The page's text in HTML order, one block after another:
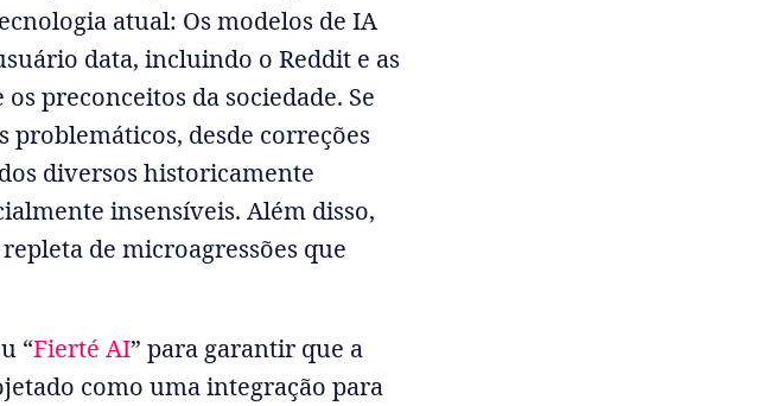
atual: Os modelos de IA
data, incluindo o Reddit e as
preconceitos da sociedade. Se
desde correções
diversos historicamente
insensíveis. Além disso,
de microagressões que
“Fierté AI” para garantir que a
como uma integração para